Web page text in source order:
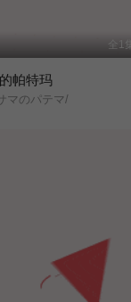
全1集
帕特玛
マのパテマ/